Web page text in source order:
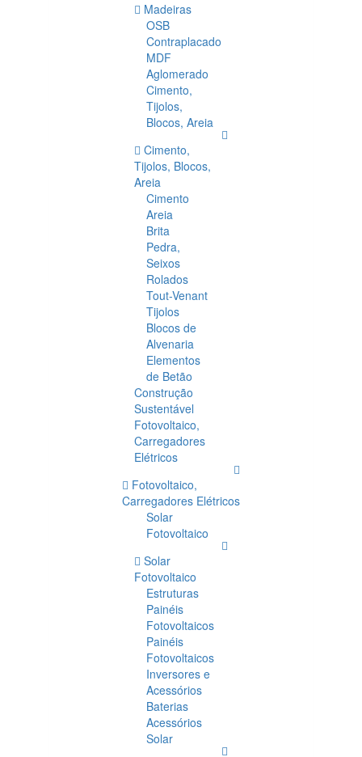
Madeiras
OSB
Contraplacado
MDF
Aglomerado
Cimento,
Tijolos,
Blocos, Areia
Cimento,
Tijolos, Blocos,
Areia
Cimento
Areia
Brita
Pedra,
Seixos
Rolados
Tout-Venant
Tijolos
Blocos de
Alvenaria
Elementos
de Betão
Construção
Sustentável
Fotovoltaico,
Carregadores
Elétricos
Fotovoltaico,
Carregadores Elétricos
Solar
Fotovoltaico
Solar
Fotovoltaico
Estruturas
Painéis
Fotovoltaicos
Painéis
Fotovoltaicos
Inversores e
Acessórios
Baterias
Acessórios
Solar